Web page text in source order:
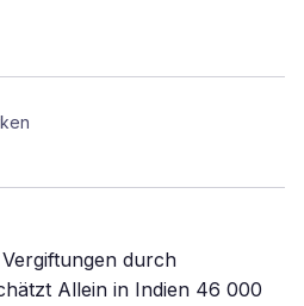
durch
Allein in Indien 46 000